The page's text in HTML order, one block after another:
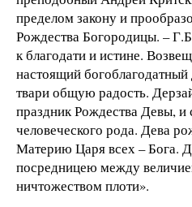
пределом закону и
Рождества Богородицы. –
к благодати и истине.
настоящий богоблагодатный
твари общую радость.
праздник Рождества Девы, и
человеческого рода. Дева
Материю Царя всех – Бога.
посредницею между
ничтожеством плоти».